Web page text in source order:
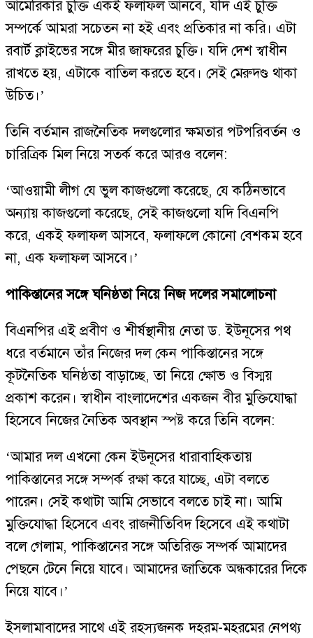
আমেরিকার চুক্তি একই ফলাফল আনবে, যদি এই চুক্তি
সম্পর্কে আমরা সচেতন না হই এবং প্রতিকার না করি। এটা
রবার্ট ক্লাইভের সঙ্গে মীর জাফরের চুক্তি। যদি দেশ স্বাধীন
রাখতে হয়, এটাকে বাতিল করতে হবে। সেই মেরুদণ্ড থাকা
উচিত।’
তিনি বর্তমান রাজনৈতিক দলগুলোর ক্ষমতার পটপরিবর্তন ও
চারিত্রিক মিল নিয়ে সতর্ক করে আরও বলেন:
‘আওয়ামী লীগ যে ভুল কাজগুলো করেছে, যে কঠিনভাবে
অন্যায় কাজগুলো করেছে, সেই কাজগুলো যদি বিএনপি
করে, একই ফলাফল আসবে, ফলাফলে কোনো বেশকম হবে
না, এক ফলাফল আসবে।’
পাকিস্তানের সঙ্গে ঘনিষ্ঠতা নিয়ে নিজ দলের সমালোচনা
বিএনপির এই প্রবীণ ও শীর্ষস্থানীয় নেতা ড. ইউনূসের পথ
ধরে বর্তমানে তাঁর নিজের দল কেন পাকিস্তানের সঙ্গে
কূটনৈতিক ঘনিষ্ঠতা বাড়াচ্ছে, তা নিয়ে ক্ষোভ ও বিস্ময়
প্রকাশ করেন। স্বাধীন বাংলাদেশের একজন বীর মুক্তিযোদ্ধা
হিসেবে নিজের নৈতিক অবস্থান স্পষ্ট করে তিনি বলেন:
‘আমার দল এখনো কেন ইউনূসের ধারাবাহিকতায়
পাকিস্তানের সঙ্গে সম্পর্ক রক্ষা করে যাচ্ছে, এটা বলতে
পারেন। সেই কথাটা আমি সেভাবে বলতে চাই না। আমি
মুক্তিযোদ্ধা হিসেবে এবং রাজনীতিবিদ হিসেবে এই কথাটা
বলে গেলাম, পাকিস্তানের সঙ্গে অতিরিক্ত সম্পর্ক আমাদের
পেছনে টেনে নিয়ে যাবে। আমাদের জাতিকে অন্ধকারের দিকে
নিয়ে যাবে।’
ইসলামাবাদের সাথে এই রহস্যজনক দহরম-মহরমের নেপথ্য